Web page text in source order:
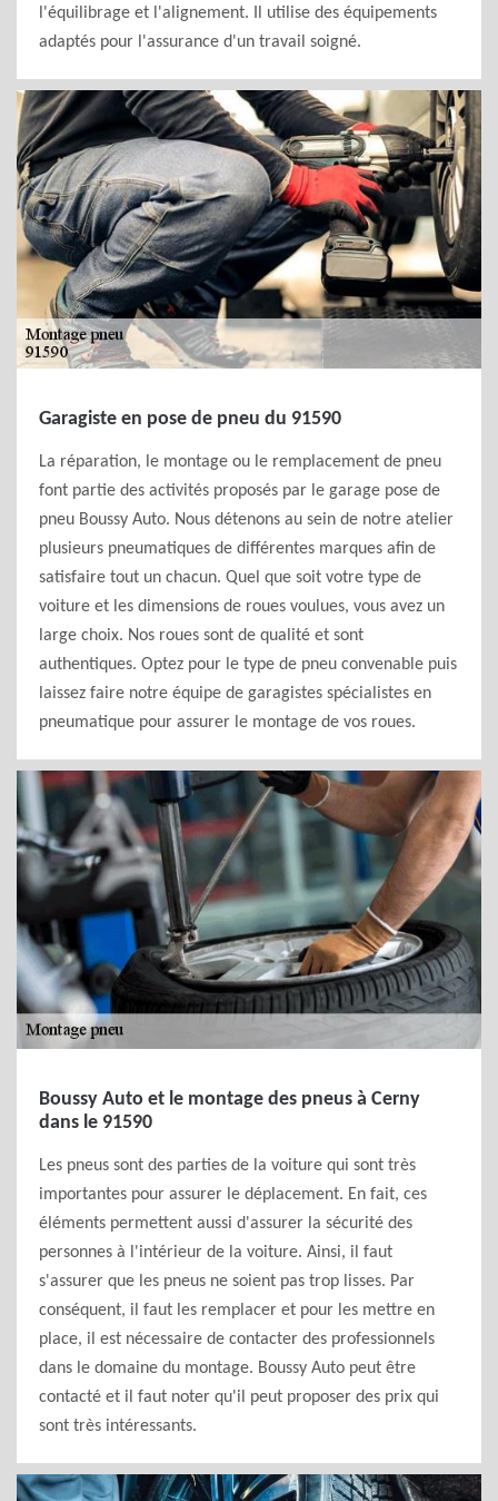
l'équilibrage et l'alignement. Il utilise des équipements
adaptés pour l'assurance d'un travail soigné.
Garagiste en pose de pneu du 91590
La réparation, le montage ou le remplacement de pneu
font partie des activités proposés par le garage pose de
pneu Boussy Auto. Nous détenons au sein de notre atelier
plusieurs pneumatiques de différentes marques afin de
satisfaire tout un chacun. Quel que soit votre type de
voiture et les dimensions de roues voulues, vous avez un
large choix. Nos roues sont de qualité et sont
authentiques. Optez pour le type de pneu convenable puis
laissez faire notre équipe de garagistes spécialistes en
pneumatique pour assurer le montage de vos roues.
Boussy Auto et le montage des pneus à Cerny
dans le 91590
Les pneus sont des parties de la voiture qui sont très
importantes pour assurer le déplacement. En fait, ces
éléments permettent aussi d'assurer la sécurité des
personnes à l'intérieur de la voiture. Ainsi, il faut
s'assurer que les pneus ne soient pas trop lisses. Par
conséquent, il faut les remplacer et pour les mettre en
place, il est nécessaire de contacter des professionnels
dans le domaine du montage. Boussy Auto peut être
contacté et il faut noter qu'il peut proposer des prix qui
sont très intéressants.